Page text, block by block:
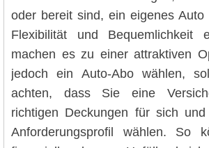
oder bereit sind, ein eigenes
Flexibilität und Bequemlichkeit
machen es zu einer attraktiven
jedoch ein Auto-Abo wählen,
achten, dass Sie eine
richtigen Deckungen für sich
Anforderungsprofil wählen. So